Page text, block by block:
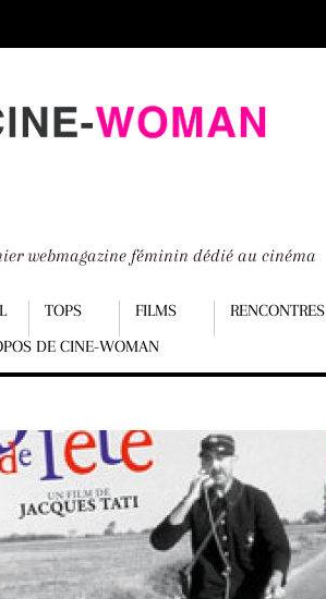
webmagazine féminin dédié au cinéma
TOPS FILMS RENCONTRES
DE CINE-WOMAN